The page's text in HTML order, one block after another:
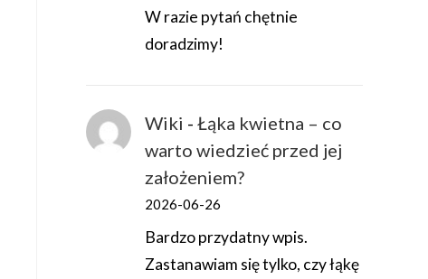
W razie pytań chętnie
doradzimy!
Wiki - Łąka kwietna – co
warto wiedzieć przed jej
założeniem?
2026-06-26
Bardzo przydatny wpis.
Zastanawiam się tylko, czy łąkę